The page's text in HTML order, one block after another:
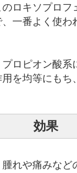
ロキソプロフ
一番よく使わ
ロピオン酸系
を均等にもち
効果
れや痛みなど